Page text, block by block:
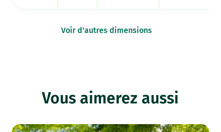
Voir d'autres dimensions
Vous aimerez aussi